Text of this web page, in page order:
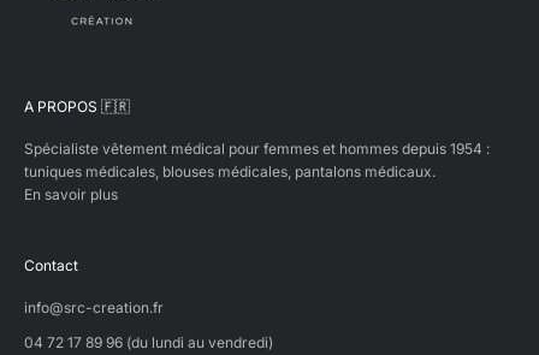
A PROPOS 🇫🇷
Spécialiste vêtement médical pour femmes et hommes depuis 1954 :
tuniques médicales, blouses médicales, pantalons médicaux.
En savoir plus
Contact
info@src-creation.fr
04 72 17 89 96 (du lundi au vendredi)